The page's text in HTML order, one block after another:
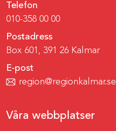
Telefon
010-358 00 00
Postadress
Box 601, 391 26 Kalmar
E-post
region@regionkalmar.se
Våra webbplatser